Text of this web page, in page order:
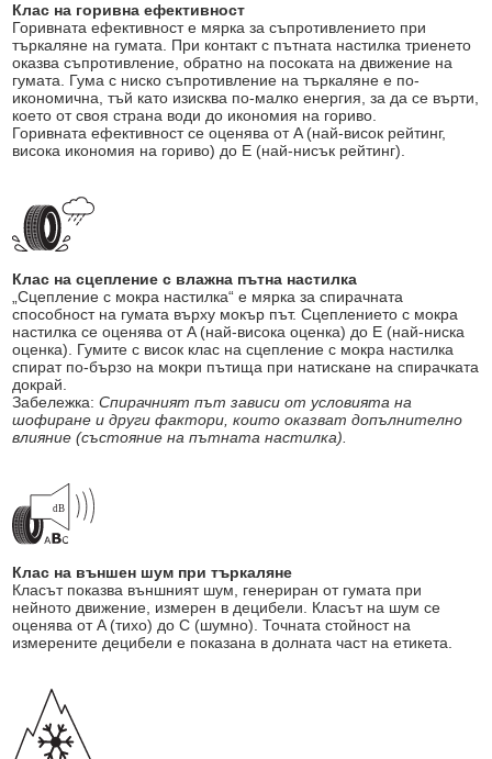
Клас на горивна ефективност
Горивната ефективност е мярка за съпротивлението при
търкаляне на гумата. При контакт с пътната настилка триенето
оказва съпротивление, обратно на посоката на движение на
гумата. Гума с ниско съпротивление на търкаляне е по-
икономична, тъй като изисква по-малко енергия, за да се върти,
което от своя страна води до икономия на гориво.
Горивната ефективност се оценява от A (най-висок рейтинг,
висока икономия на гориво) до E (най-нисък рейтинг).
Клас на сцепление с влажна пътна настилка
„Сцепление с мокра настилка“ е мярка за спирачната
способност на гумата върху мокър път. Сцеплението с мокра
настилка се оценява от A (най-висока оценка) до E (най-ниска
оценка). Гумите с висок клас на сцепление с мокра настилка
спират по-бързо на мокри пътища при натискане на спирачката
докрай.
Забележка:Спирачният път зависи от условията на
шофиране и други фактори, които оказват допълнително
влияние (състояние на пътната настилка).
Клас на външен шум при търкаляне
Класът показва външният шум, генериран от гумата при
нейното движение, измерен в децибели. Класът на шум се
оценява от A (тихо) до C (шумно). Точната стойност на
измерените децибели е показана в долната част на етикета.